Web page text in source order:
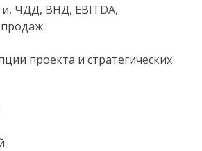
ЧДД, ВНД, EBITDA,
проекта и стратегических